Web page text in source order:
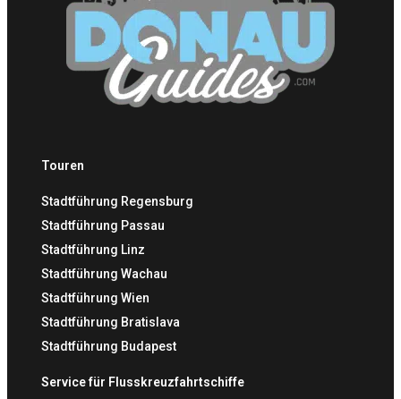
Touren
Stadtführung Regensburg
Stadtführung Passau
Stadtführung Linz
Stadtführung Wachau
Stadtführung Wien
Stadtführung Bratislava
Stadtführung Budapest
Service für Flusskreuzfahrtschiffe